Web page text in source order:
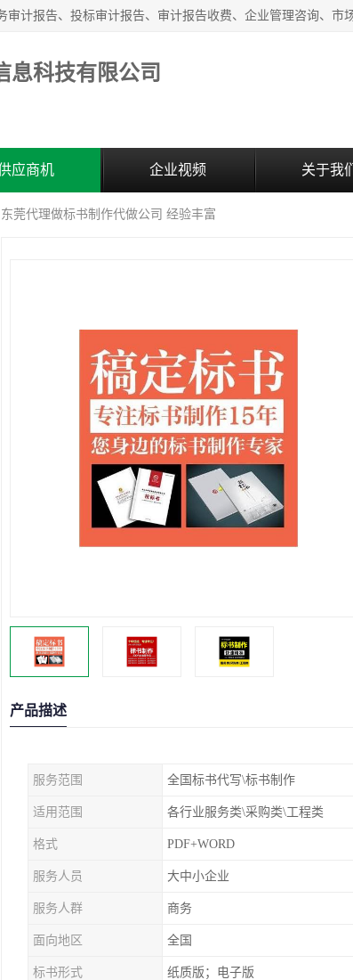
息科技有限公司
应商机 企业视频 关于我们
莞代理做标书制作代做公司 经验丰富
产品描述
服务范围 全国标书代写\标书制作
适用范围 各行业服务类\采购类\工程类
格式 PDF+WORD
服务人员 大中小企业
服务人群 商务
面向地区 全国
标书形式 纸质版；电子版